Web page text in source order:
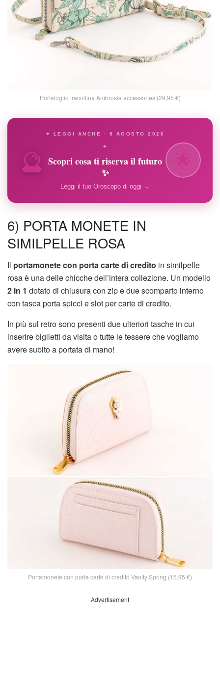
Portafoglio tracollina Ambrosia accessories (29,95 €)
🔮
✦ LEGGI ANCHE · 8 AGOSTO 2026
✦
Scopri cosa ti riserva il futuro
✨
Leggi il tuo Oroscopo di oggi →
6) PORTA MONETE IN
SIMILPELLE ROSA
Il portamonete con porta carte di credito in similpelle
rosa è una delle chicche dell’intera collezione. Un modello
2 in 1 dotato di chiusura con zip e due scomparto interno
con tasca porta spicci e slot per carte di credito.
In più sul retro sono presenti due ulteriori tasche in cui
inserire biglietti da visita o tutte le tessere che vogliamo
avere subito a portata di mano!
Portamonete con porta carte di credito Vanity Spring (15,95 €)
Advertisement